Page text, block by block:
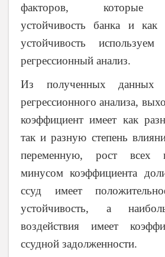
факторов, которые
устойчивость банка и
устойчивость используем
регрессионный анализ.
Из полученных данных
регрессионного анализа,
коэффициент имеет как
так и разную степень
переменную, рост всех
минусом коэффициента
ссуд имеет
устойчивость, а
воздействия имеет
ссудной задолженности.